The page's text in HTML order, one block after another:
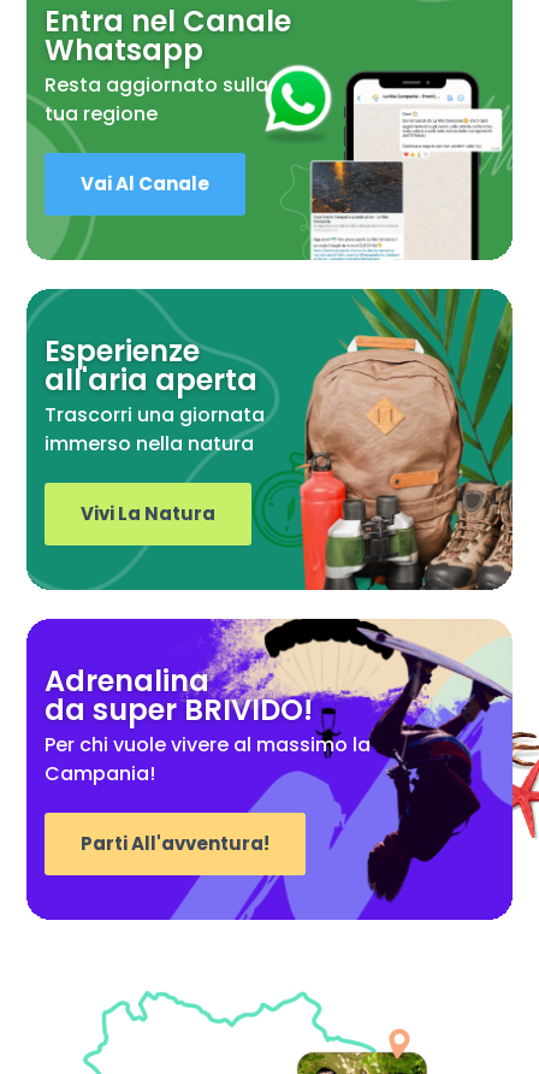
Entra nel Canale
Whatsapp
Resta aggiornato sulla
tua regione
Vai Al Canale
Esperienze
all'aria aperta
Trascorri una giornata
immerso nella natura
Vivi La Natura
Adrenalina
da super BRIVIDO!
Per chi vuole vivere al massimo la
Campania!
Parti All'avventura!